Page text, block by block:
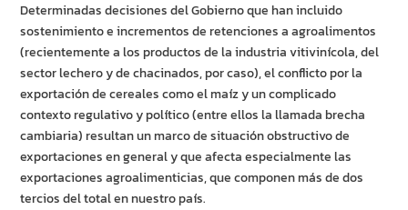
Determinadas decisiones del Gobierno que han incluido
sostenimiento e incrementos de retenciones a agroalimentos
(recientemente a los productos de la industria vitivinícola, del
sector lechero y de chacinados, por caso), el conflicto por la
exportación de cereales como el maíz y un complicado
contexto regulativo y político (entre ellos la llamada brecha
cambiaria) resultan un marco de situación obstructivo de
exportaciones en general y que afecta especialmente las
exportaciones agroalimenticias, que componen más de dos
tercios del total en nuestro país.